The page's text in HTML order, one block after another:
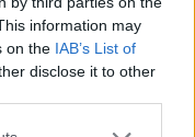
information may
on the IAB’s List of
disclose it to other
one or more Google
νεκρό τον